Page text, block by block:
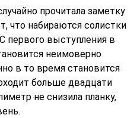
прочитала заметку
что набираются солистки
первого выступления в
неимоверно
в то время становится
больше двадцати
не снизила планку,